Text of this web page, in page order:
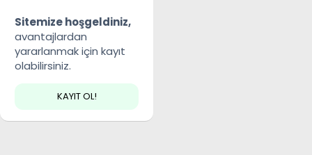
Sitemize hoşgeldiniz,
avantajlardan
yararlanmak için kayıt
olabilirsiniz.
KAYIT OL!